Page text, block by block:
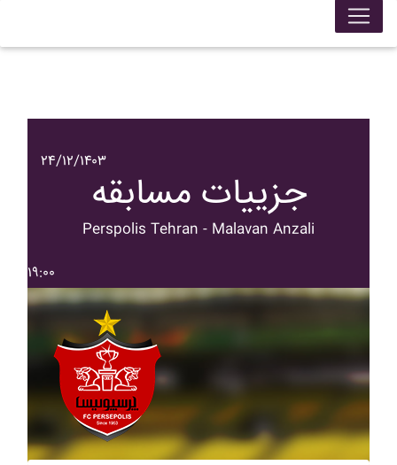
۲۴/۱۲/۱۴۰۳
جزییات مسابقه
Perspolis Tehran - Malavan Anzali
۱۹:۰۰